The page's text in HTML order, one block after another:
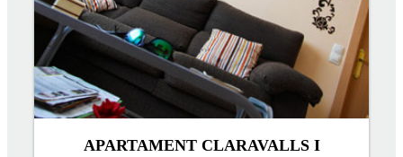
APARTAMENT CLARAVALLS I